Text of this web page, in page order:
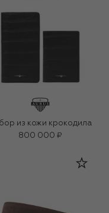
из кожи крокодила
800 000 ₽